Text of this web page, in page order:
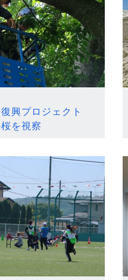
復興プロジェクト
を視察